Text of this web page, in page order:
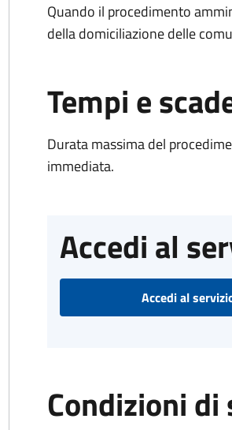
Quando il procedimento
della domiciliazione delle
Tempi e
Durata massima del
immediata.
Accedi al
Accedi al
Condizioni di